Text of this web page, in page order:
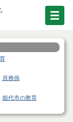
庶務係
能代市の教育